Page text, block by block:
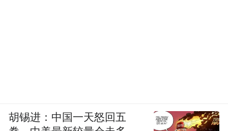
胡锡进：中国一天怒回五